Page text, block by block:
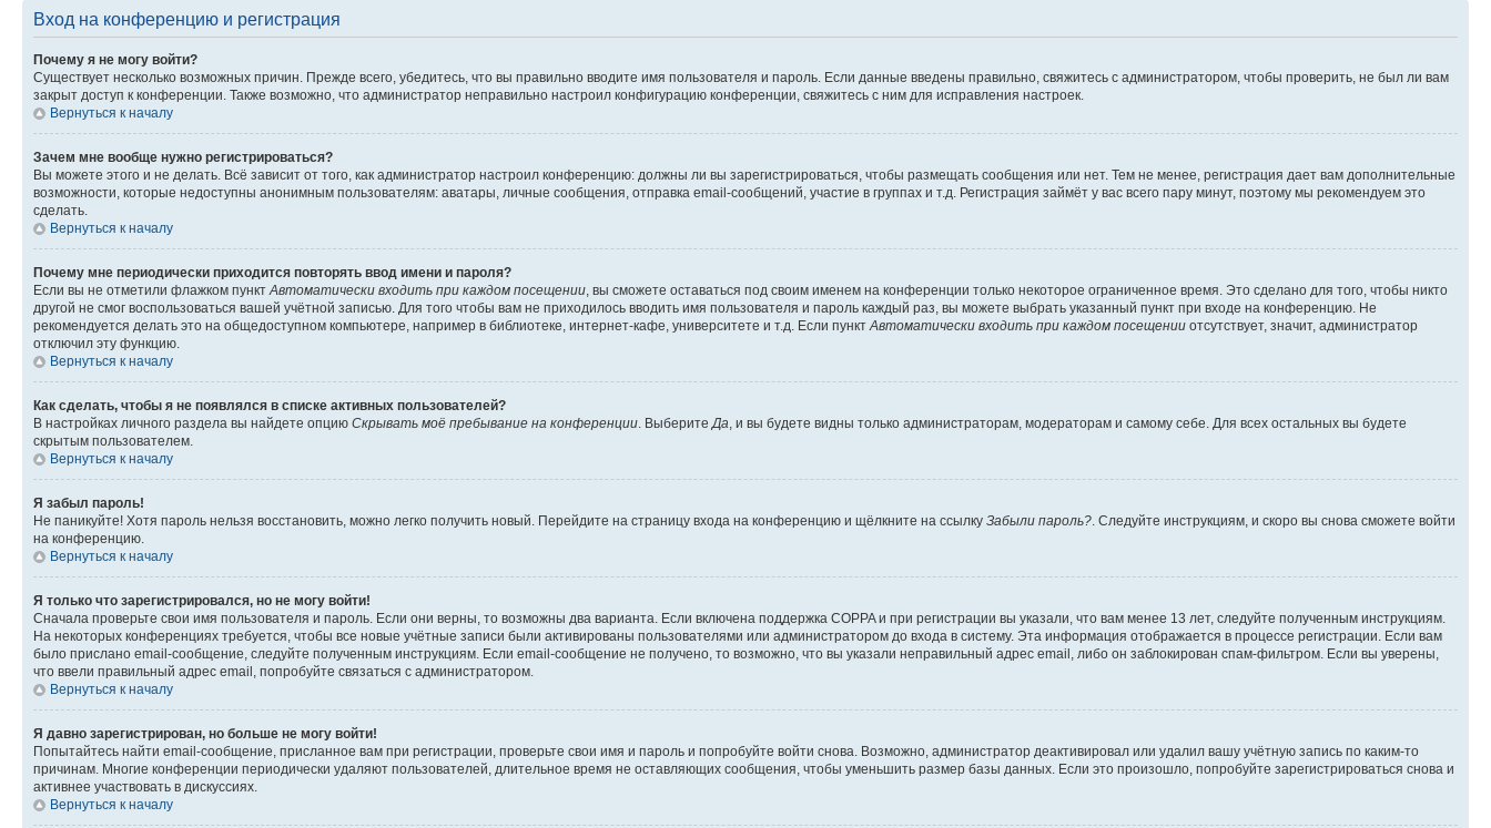
Вход на конференцию и регистрация
Почему я не могу войти?
Существует несколько возможных причин. Прежде всего, убедитесь, что вы правильно вводите имя пользователя и пароль. Если данные введены правильно, свяжитесь с администратором, чтобы проверить, не был ли вам
закрыт доступ к конференции. Также возможно, что администратор неправильно настроил конфигурацию конференции, свяжитесь с ним для исправления настроек.
Вернуться к началу
Зачем мне вообще нужно регистрироваться?
Вы можете этого и не делать. Всё зависит от того, как администратор настроил конференцию: должны ли вы зарегистрироваться, чтобы размещать сообщения или нет. Тем не менее, регистрация дает вам дополнительные
возможности, которые недоступны анонимным пользователям: аватары, личные сообщения, отправка email-сообщений, участие в группах и т.д. Регистрация займёт у вас всего пару минут, поэтому мы рекомендуем это
сделать.
Вернуться к началу
Почему мне периодически приходится повторять ввод имени и пароля?
Если вы не отметили флажком пункт Автоматически входить при каждом посещении , вы сможете оставаться под своим именем на конференции только некоторое ограниченное время. Это сделано для того, чтобы никто
другой не смог воспользоваться вашей учётной записью. Для того чтобы вам не приходилось вводить имя пользователя и пароль каждый раз, вы можете выбрать указанный пункт при входе на конференцию. Не
рекомендуется делать это на общедоступном компьютере, например в библиотеке, интернет-кафе, университете и т.д. Если пункт Автоматически входить при каждом посещении отсутствует, значит, администратор
отключил эту функцию.
Вернуться к началу
Как сделать, чтобы я не появлялся в списке активных пользователей?
В настройках личного раздела вы найдете опцию Скрывать моё пребывание на конференции . Выберите Да , и вы будете видны только администраторам, модераторам и самому себе. Для всех остальных вы будете
скрытым пользователем.
Вернуться к началу
Я забыл пароль!
Не паникуйте! Хотя пароль нельзя восстановить, можно легко получить новый. Перейдите на страницу входа на конференцию и щёлкните на ссылку Забыли пароль? . Следуйте инструкциям, и скоро вы снова сможете войти
на конференцию.
Вернуться к началу
Я только что зарегистрировался, но не могу войти!
Сначала проверьте свои имя пользователя и пароль. Если они верны, то возможны два варианта. Если включена поддержка COPPA и при регистрации вы указали, что вам менее 13 лет, следуйте полученным инструкциям.
На некоторых конференциях требуется, чтобы все новые учётные записи были активированы пользователями или администратором до входа в систему. Эта информация отображается в процессе регистрации. Если вам
было прислано email-сообщение, следуйте полученным инструкциям. Если email-сообщение не получено, то возможно, что вы указали неправильный адрес email, либо он заблокирован спам-фильтром. Если вы уверены,
что ввели правильный адрес email, попробуйте связаться с администратором.
Вернуться к началу
Я давно зарегистрирован, но больше не могу войти!
Попытайтесь найти email-сообщение, присланное вам при регистрации, проверьте свои имя и пароль и попробуйте войти снова. Возможно, администратор деактивировал или удалил вашу учётную запись по каким-то
причинам. Многие конференции периодически удаляют пользователей, длительное время не оставляющих сообщения, чтобы уменьшить размер базы данных. Если это произошло, попробуйте зарегистрироваться снова и
активнее участвовать в дискуссиях.
Вернуться к началу